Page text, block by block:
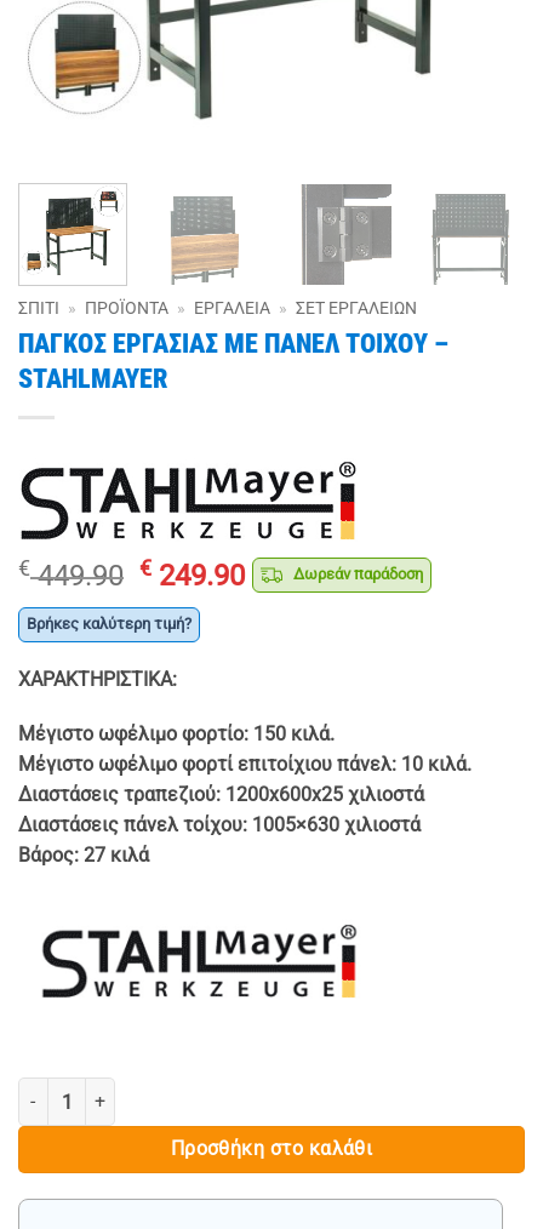
ΣΠΊΤΙ » ΠΡΟΪΌΝΤΑ » ΕΡΓΑΛΕΊΑ » ΣΕΤ ΕΡΓΑΛΕΊΩΝ
ΠΑΓΚΟΣ ΕΡΓΑΣΙΑΣ ΜΕ ΠΑΝΕΛ ΤΟΙΧΟΥ –
STAHLMAYER
€449.90 Original
price
was:
€ 249.90Η
τρέχουσα
Δωρεάν παράδοση
Βρήκες καλύτερη τιμή?
ΧΑΡΑΚΤΗΡΙΣΤΙΚΑ:
Μέγιστο ωφέλιμο φορτίο: 150 κιλά.
Μέγιστο ωφέλιμο φορτί επιτοίχιου πάνελ: 10 κιλά.
Διαστάσεις τραπεζιού: 1200x600x25 χιλιοστά
Διαστάσεις πάνελ τοίχου: 1005×630 χιλιοστά
Βάρος: 27 κιλά
ΠΑΓΚΟΣ ΕΡΓΑΣΙΑΣ ΜΕ ΠΑΝΕΛ ΤΟΙΧΟΥ - STAHLMAYER ποσότητα
Προσθήκη στο καλάθι